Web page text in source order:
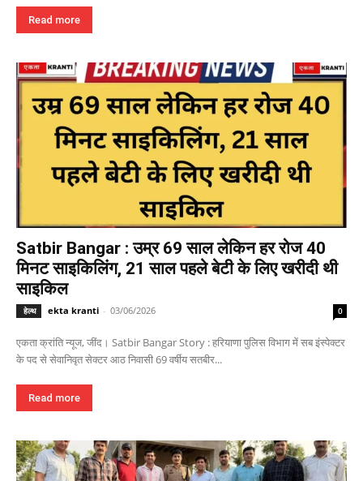
Read more
Satbir Bangar : उम्र 69 साल लेकिन हर रोज 40
मिनट साइकिलिंग, 21 साल पहले बेटी के लिए खरीदी थी
साइकिल
हेल्थ ekta kranti - 03/06/2026 0
एकता क्रांति न्यूज, जींद। Satbir Bangar Story : हरियाणा पुलिस विभाग में सब इंस्पेक्टर
के पद से सेवानिवृत सेक्टर आठ निवासी 69 वर्षीय सतबीर...
Read more